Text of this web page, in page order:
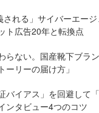
される」サイバーエー
ト広告20年と転換点
らない。国産靴下ブラ
ーリーの届け方」
バイアス」を回避して
ンタビュー4つのコツ